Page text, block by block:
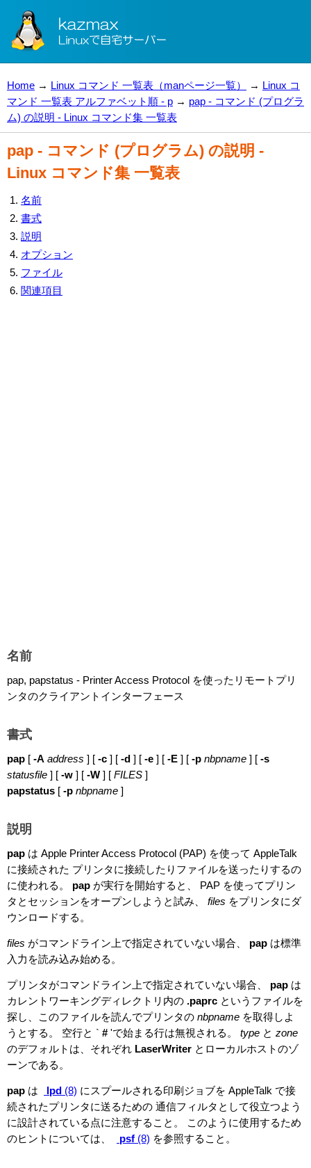
Home → Linux コマンド 一覧表（manページ一覧） → Linux コ
マンド 一覧表 アルファベット順 - p → pap - コマンド (プログラ
ム) の説明 - Linux コマンド集 一覧表
pap - コマンド (プログラム) の説明 -
Linux コマンド集 一覧表
名前
書式
説明
オプション
ファイル
関連項目
名前
pap, papstatus - Printer Access Protocol を使ったリモートプリ
ンタのクライアントインターフェース
書式
pap [ -A address ] [ -c ] [ -d ] [ -e ] [ -E ] [ -p nbpname ] [ -s
statusfile ] [ -w ] [ -W ] [ FILES ]
papstatus [ -p nbpname ]
説明
pap は Apple Printer Access Protocol (PAP) を使って AppleTalk
に接続された プリンタに接続したりファイルを送ったりするの
に使われる。 pap が実行を開始すると、 PAP を使ってプリン
タとセッションをオープンしようと試み、 files をプリンタにダ
ウンロードする。
files がコマンドライン上で指定されていない場合、 pap は標準
入力を読み込み始める。
プリンタがコマンドライン上で指定されていない場合、 pap は
カレントワーキングディレクトリ内の .paprc というファイルを
探し、このファイルを読んでプリンタの nbpname を取得しよ
うとする。 空行と ` #'で始まる行は無視される。 type と zone
のデフォルトは、それぞれ LaserWriter とローカルホストのゾ
ーンである。
pap は lpd (8) にスプールされる印刷ジョブを AppleTalk で接
続されたプリンタに送るための 通信フィルタとして役立つよう
に設計されている点に注意すること。 このように使用するため
のヒントについては、
psf (8) を参照すること。